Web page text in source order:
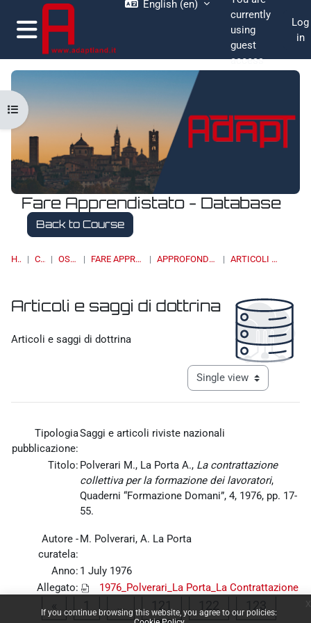
Skip to main content
If you continue browsing this website, you agree to our policies:
Side panel
English ‎(en)‎
currently
using
guest
access
Log
in
Fare Apprendistato - Database
Back to Course
HOME COURSES OSSERVATORI FARE APPRENDISTATO - DATABASE APPROFONDIMENTI, STUDI E RICERCHE ARTICOLI E SAGGI DI DOTTRINA
Open course index
Articoli e saggi di dottrina
Articoli e saggi di dottrina
View mode tertiary
Tipologia
pubblicazione:
Saggi e articoli riviste nazionali
Titolo: Polverari M., La Porta A., La contrattazione
collettiva per la formazione dei lavoratori,
Quaderni “Formazione Domani”, 4, 1976, pp. 17-
55.
Autore -
curatela:
M. Polverari, A. La Porta
Anno: 1 July 1976
Allegato:
1976_Polverari_La Porta_La Contrattazione
Previous page
Page 1… 121Page 121 Page 122
123